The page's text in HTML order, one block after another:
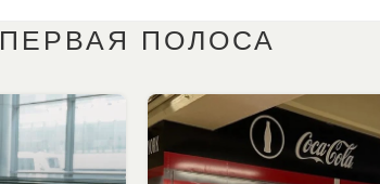
ПЕРВАЯ ПОЛОСА